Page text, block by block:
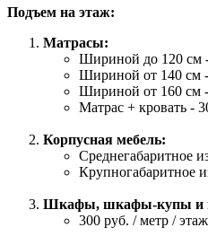
Подъем на этаж:
Матрасы:
Шириной до 120 см
Шириной от 140 см
Шириной от 160 см
Матрас + кровать -
Корпусная мебель:
Среднегабаритное
Крупногабаритное
Шкафы, шкафы-купы и
300 руб. / метр / этаж